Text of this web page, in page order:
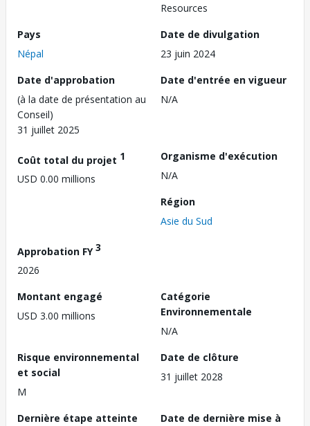
Resources
Pays
Népal
Date de divulgation
23 juin 2024
Date d'approbation
(à la date de présentation au
Conseil)
31 juillet 2025
Date d'entrée en vigueur
N/A
Coût total du projet 1
USD 0.00 millions
Organisme d'exécution
N/A
Région
Asie du Sud
Approbation FY3
2026
Montant engagé
USD 3.00 millions
Catégorie
Environnementale
N/A
Risque environnemental
et social
M
Date de clôture
31 juillet 2028
Dernière étape atteinte
Date de dernière mise à